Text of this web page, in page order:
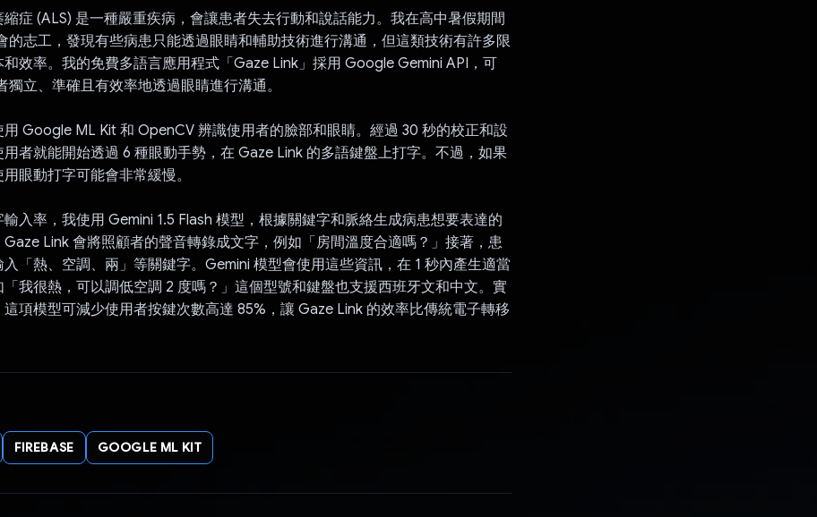
症 (ALS) 是一種嚴重疾病，會讓患者失去行動和說話能力。我在高中暑假期間
的志工，發現有些病患只能透過眼睛和輔助技術進行溝通，但這類技術有許多限
效率。我的免費多語言應用程式「Gaze Link」採用 Google Gemini API，可
獨立、準確且有效率地透過眼睛進行溝通。
Google ML Kit 和 OpenCV 辨識使用者的臉部和眼睛。經過 30 秒的校正和設
用者就能開始透過 6 種眼動手勢，在 Gaze Link 的多語鍵盤上打字。不過，如果
眼動打字可能會非常緩慢。
入率，我使用 Gemini 1.5 Flash 模型，根據關鍵字和脈絡生成病患想要表達的
Link 會將照顧者的聲音轉錄成文字，例如「房間溫度合適嗎？」接著，患
「熱、空調、兩」等關鍵字。Gemini 模型會使用這些資訊，在 1 秒內產生適當
「我很熱，可以調低空調 2 度嗎？」這個型號和鍵盤也支援西班牙文和中文。實
項模型可減少使用者按鍵次數高達 85%，讓 Gaze Link 的效率比傳統電子轉移
FIREBASE GOOGLE ML KIT